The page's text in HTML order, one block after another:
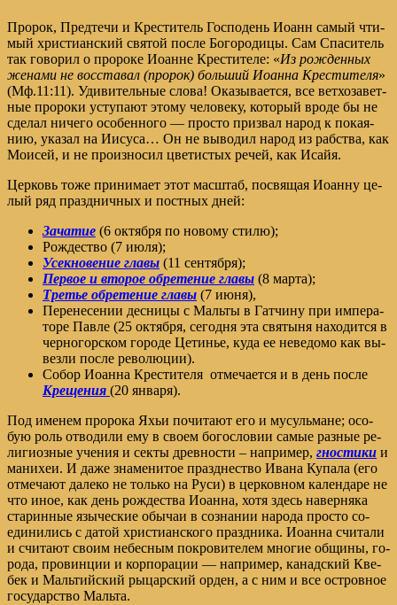
Пророк, Предтечи и Креститель Господень Иоанн самый чти­
мый христи­ан­ский святой после Бо­го­ро­ди­цы. Сам Спа­си­тель
так го­во­рил о про­ро­ке Ио­ан­не Крести­те­ле: «Из рож­ден­ных
же­на­ми не вос­ста­вал (про­рок) боль­ший Ио­ан­на Крести­те­ля»
(Мф.11:11). Удиви­тель­ные слова! Ока­зы­ва­ет­ся, все вет­хо­за­вет­
ные про­ро­ки уступа­ют это­му че­ло­ве­ку, ко­то­рый вроде бы не
сделал ни­че­го особенного — про­сто при­звал на­род к по­ка­я­
нию, указал на Иисуса… Он не вы­во­дил на­род из раб­ства, как
Мо­и­сей, и не про­из­но­сил цве­ти­стых ре­чей, как Ис­айя.
Церковь то­же при­ни­ма­ет этот мас­штаб, посвящая Иоанну це­
лый ряд празд­ничных и пост­ных дней:
За­ча­тие (6 ок­тяб­ря по но­во­му сти­лю);
Рож­де­ство (7 июля);
Усек­но­ве­ние гла­вы (11 сен­тяб­ря);
Пер­вое и вто­рое об­ре­те­ние гла­вы (8 мар­та);
Тре­тье об­ре­те­ние гла­вы (7 июня),
Пе­ре­не­се­нии дес­ни­цы с Маль­ты в Гат­чи­ну при им­пе­ра­
то­ре Пав­ле (25 ок­тяб­ря, се­го­дня эта свя­ты­ня на­хо­дит­ся в
чер­но­гор­ском го­ро­де Це­ти­нье, ку­да ее неве­до­мо как вы­
вез­ли по­сле ре­во­лю­ции).
Собор Иоанна Крестителя от­ме­ча­ет­ся и в день по­сле
Кре­ще­ния (20 ян­ва­ря).
Под име­нем про­ро­ка Яхьи по­чи­та­ют его и му­суль­мане; осо­
бую роль от­во­ди­ли ему в сво­ем бо­го­сло­вии са­мые раз­ные ре­
ли­ги­оз­ные уче­ния и сек­ты древ­но­сти – на­при­мер, гно­сти­ки и
ма­ни­хеи. И да­же зна­ме­ни­тое празд­не­ство Ива­на Ку­па­ла (его
от­ме­ча­ют да­ле­ко не толь­ко на Ру­си) в цер­ков­ном ка­лен­да­ре не
что иное, как день рож­де­ства Иоан­на, хо­тя здесь на­вер­ня­ка
ста­рин­ные язы­че­ские обы­чаи в со­зна­нии на­ро­да про­сто со­
еди­ни­лись с да­той хри­сти­ан­ско­го празд­ни­ка. Иоан­на счи­та­ли
и счи­та­ют сво­им небес­ным по­кро­ви­те­лем мно­гие об­щи­ны, го­
ро­да, про­вин­ции и кор­по­ра­ции — на­при­мер, ка­над­ский Кве­
бек и Маль­тий­ский ры­цар­ский ор­ден, а с ним и все ост­ров­ное
го­су­дар­ство Маль­та.